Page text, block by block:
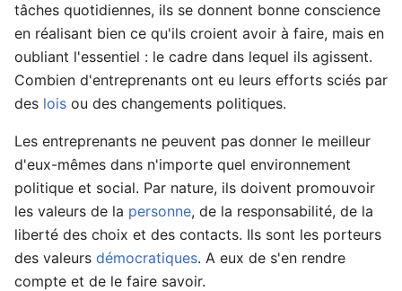
tâches quotidiennes, ils se donnent bonne conscience
en réalisant bien ce qu'ils croient avoir à faire, mais en
oubliant l'essentiel : le cadre dans lequel ils agissent.
Combien d'entreprenants ont eu leurs efforts sciés par
des lois ou des changements politiques.
Les entreprenants ne peuvent pas donner le meilleur
d'eux-mêmes dans n'importe quel environnement
politique et social. Par nature, ils doivent promouvoir
les valeurs de la personne, de la responsabilité, de la
liberté des choix et des contacts. Ils sont les porteurs
des valeurs démocratiques. A eux de s'en rendre
compte et de le faire savoir.